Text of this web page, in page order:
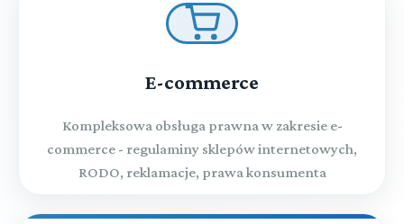
E-commerce
Kompleksowa obsługa prawna w zakresie e-
commerce - regulaminy sklepów internetowych,
RODO, reklamacje, prawa konsumenta